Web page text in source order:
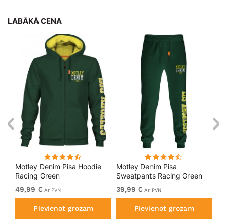
LABĀKĀ CENA
Motley Denim Pisa Hoodie
Racing Green
49,99 € Ar PVN
Pievienot grozam
Motley Denim Pisa
Sweatpants Racing Green
39,99 € Ar PVN
Pievienot grozam